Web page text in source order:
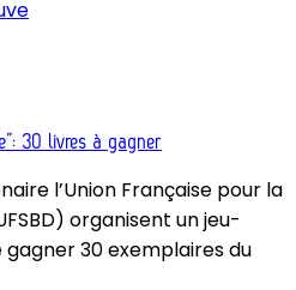
30 livres à gagner
l’Union Française pour la
organisent un jeu-
30 exemplaires du